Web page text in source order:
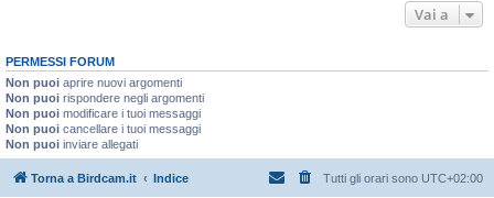
Vai a
PERMESSI FORUM
Non puoi aprire nuovi argomenti
Non puoi rispondere negli argomenti
Non puoi modificare i tuoi messaggi
Non puoi cancellare i tuoi messaggi
Non puoi inviare allegati
Torna a Birdcam.it Indice Tutti gli orari sono UTC+02:00